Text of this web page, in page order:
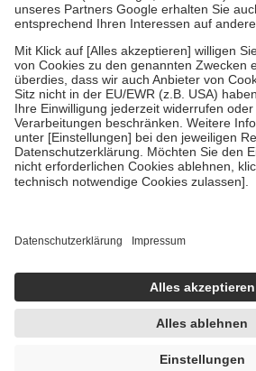
Bei Heilmitteln und häuslicher
Zuzahlung zehn Prozent der Kosten sowie
Verordnung.
Um das Engagement der Versicherten für
stärken und die besondere Stellung der
fallenkeine Zuzahlungenan bei:
• Kindern und Jugendlichen bis zum
mit Ausnahme der Fahrkosten
• Untersuchungen zur Vorsorge und
GKV getragen werden
Einholung von Bewertungen. Trusted
getroffen, um sicherzustellen, dass es sich
handelt. Mehr Informationen findest du
https://help.etrusted.com/hc/de/articles/